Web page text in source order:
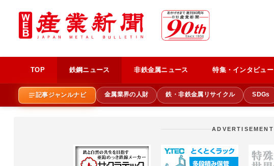
TOP 鉄鋼ニュース 非鉄金属ニュース 特集・インタビュー
記事ジャンルナビ 金属業界の人財 鉄・非鉄金属リサイクル SDGs
ADVERTISEMENT